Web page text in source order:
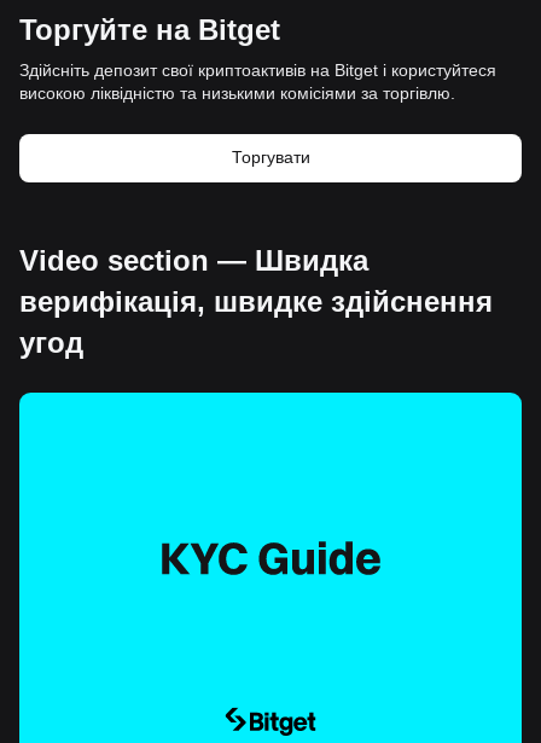
Торгуйте на Bitget
Здійсніть депозит свої криптоактивів на Bitget і користуйтеся
високою ліквідністю та низькими комісіями за торгівлю.
Торгувати
Video section — Швидка
верифікація, швидке здійснення
угод